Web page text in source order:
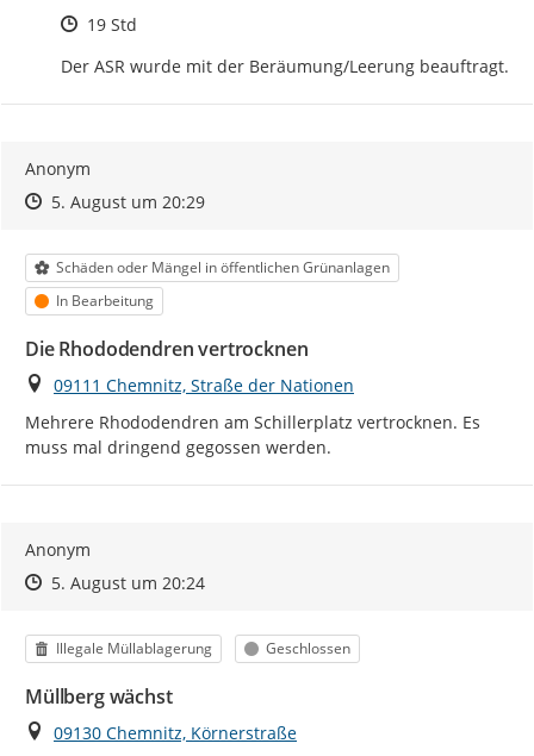
Zeitpunkt des Erstellens
19 Std
Der ASR wurde mit der Beräumung/Leerung beauftragt.
Anonym
Zeitpunkt des Erstellens
Zeitpunkt des Erstellens
5. August um 20:29Zur Äußerung
Kategorie
Schäden oder Mängel in öffentlichen Grünanlagen
Status
In Bearbeitung
Die Rhododendren vertrocknen
Ort
09111 Chemnitz, Straße der Nationen
Mehrere Rhododendren am Schillerplatz vertrocknen. Es
muss mal dringend gegossen werden.
Anonym
Zeitpunkt des Erstellens
Zeitpunkt des Erstellens
5. August um 20:24Zur Äußerung
Kategorie
Illegale Müllablagerung Status
Geschlossen
Müllberg wächst
Ort
09130 Chemnitz, Körnerstraße